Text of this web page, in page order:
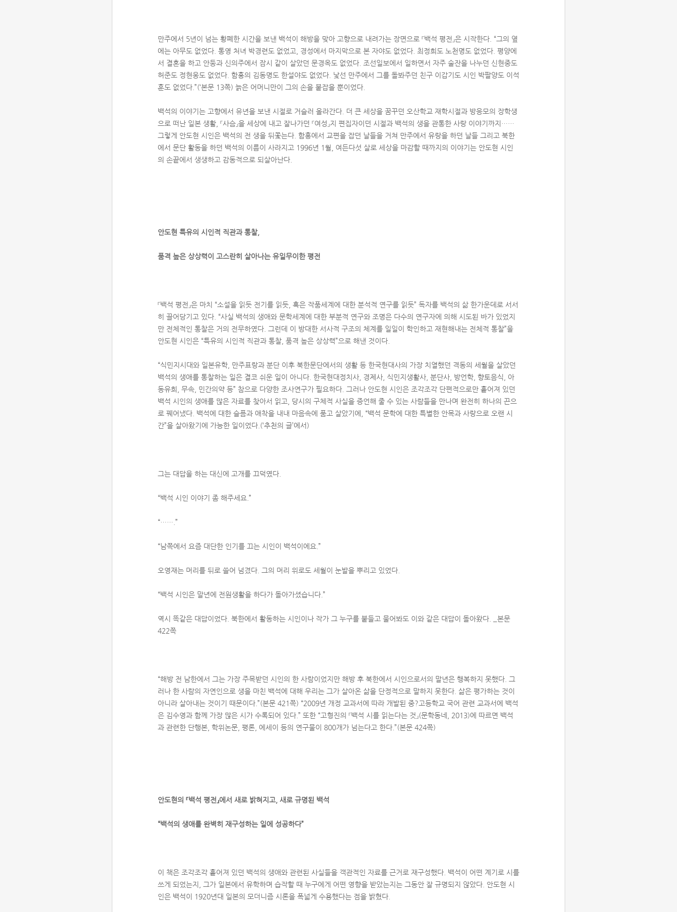
만주에서 5년이 넘는 황폐한 시간을 보낸 백석이 해방을 맞아 고향으로 내려가는 장면으로 『백석 평전』은 시작한다. “그의 옆
에는 아무도 없었다. 통영 처녀 박경련도 없었고, 경성에서 마지막으로 본 자야도 없었다. 최정희도 노천명도 없었다. 평양에
서 결혼을 하고 안둥과 신의주에서 잠시 같이 살았던 문경옥도 없었다. 조선일보에서 일하면서 자주 술잔을 나누던 신현중도
허준도 정현웅도 없었다. 함흥의 김동명도 한설야도 없었다. 낯선 만주에서 그를 돌봐주던 친구 이갑기도 시인 박팔양도 이석
훈도 없었다.”(‘본문 13쪽) 늙은 어머니만이 그의 손을 붙잡을 뿐이었다.
백석의 이야기는 고향에서 유년을 보낸 시절로 거슬러 올라간다. 더 큰 세상을 꿈꾸던 오산학교 재학시절과 방응모의 장학생
으로 떠난 일본 생활, 『사슴』을 세상에 내고 잘나가던 『여성』지 편집자이던 시절과 백석의 생을 관통한 사랑 이야기까지……
그렇게 안도현 시인은 백석의 전 생을 뒤쫓는다. 함흥에서 교편을 잡던 날들을 거쳐 만주에서 유랑을 하던 날들 그리고 북한
에서 문단 활동을 하던 백석의 이름이 사라지고 1996년 1월, 여든다섯 살로 세상을 마감할 때까지의 이야기는 안도현 시인
의 손끝에서 생생하고 감동적으로 되살아난다.
안도현 특유의 시인적 직관과 통찰,
품격 높은 상상력이 고스란히 살아나는 유일무이한 평전
『백석 평전』은 마치 “소설을 읽듯 전기를 읽듯, 혹은 작품세계에 대한 분석적 연구를 읽듯” 독자를 백석의 삶 한가운데로 서서
히 끌어당기고 있다. “사실 백석의 생애와 문학세계에 대한 부분적 연구와 조명은 다수의 연구자에 의해 시도된 바가 있었지
만 전체적인 통찰은 거의 전무하였다. 그런데 이 방대한 서사적 구조의 체계를 일일이 학인하고 재현해내는 전체적 통찰”을
안도현 시인은 “특유의 시인적 직관과 통찰, 품격 높은 상상력”으로 해낸 것이다.
“식민지시대와 일본유학, 만주표랑과 분단 이후 북한문단에서의 생활 등 한국현대사의 가장 치열했던 격동의 세월을 살았던
백석의 생애를 통찰하는 일은 결코 쉬운 일이 아니다. 한국현대정치사, 경제사, 식민지생활사, 분단사, 방언학, 향토음식, 아
동유희, 무속, 민간의약 등” 참으로 다양한 조사연구가 필요하다. 그러나 안도현 시인은 조각조각 단편적으로만 흩어져 있던
백석 시인의 생애를 많은 자료를 찾아서 읽고, 당시의 구체적 사실을 증언해 줄 수 있는 사람들을 만나며 완전히 하나의 끈으
로 꿰어냈다. 백석에 대한 슬픔과 애착을 내내 마음속에 품고 살았기에, “백석 문학에 대한 특별한 안목과 사랑으로 오랜 시
간”을 살아왔기에 가능한 일이었다.(‘추천의 글’에서)
그는 대답을 하는 대신에 고개를 끄덕였다.
“백석 시인 이야기 좀 해주세요.”
“…….”
“남쪽에서 요즘 대단한 인기를 끄는 시인이 백석이에요.”
오영재는 머리를 뒤로 쓸어 넘겼다. 그의 머리 위로도 세월이 눈발을 뿌리고 있었다.
“백석 시인은 말년에 전원생활을 하다가 돌아가셨습니다.”
역시 똑같은 대답이었다. 북한에서 활동하는 시인이나 작가 그 누구를 붙들고 물어봐도 이와 같은 대답이 돌아왔다. _본문
422쪽
“해방 전 남한에서 그는 가장 주목받던 시인의 한 사람이었지만 해방 후 북한에서 시인으로서의 말년은 행복하지 못했다. 그
러나 한 사람의 자연인으로 생을 마친 백석에 대해 우리는 그가 살아온 삶을 단정적으로 말하지 못한다. 삶은 평가하는 것이
아니라 살아내는 것이기 때문이다.”(본문 421쪽) “2009년 개정 교과서에 따라 개발된 중?고등학교 국어 관련 교과서에 백석
은 김수영과 함께 가장 많은 시가 수록되어 있다.” 또한 “고형진의 『백석 시를 읽는다는 것』(문학동네, 2013)에 따르면 백석
과 관련한 단행본, 학위논문, 평론, 에세이 등의 연구물이 800개가 넘는다고 한다.”(본문 424쪽)
안도현의 『백석 평전』에서 새로 밝혀지고, 새로 규명된 백석
“백석의 생애를 완벽히 재구성하는 일에 성공하다”
이 책은 조각조각 흩어져 있던 백석의 생애와 관련된 사실들을 객관적인 자료를 근거로 재구성했다. 백석이 어떤 계기로 시를
쓰게 되었는지, 그가 일본에서 유학하며 습작할 때 누구에게 어떤 영향을 받았는지는 그동안 잘 규명되지 않았다. 안도현 시
인은 백석이 1920년대 일본의 모더니즘 시론을 폭넓게 수용했다는 점을 밝혔다.